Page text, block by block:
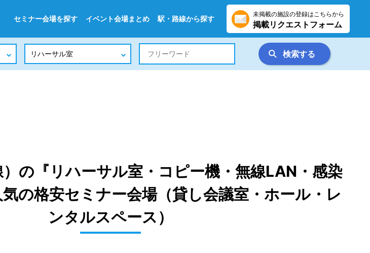
セミナー会場を探す イベント会場まとめ 駅・路線から探す
未掲載の施設の登録はこちらから
掲載リクエストフォーム
検索する
の『リハーサル室・コピー機・無線LAN・感染
の格安セミナー会場（貸し会議室・ホール・レ
ンタルスペース）